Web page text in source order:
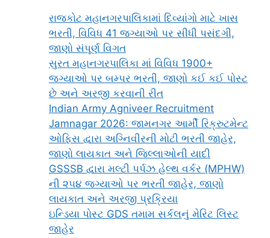
રાજકોટ મહાનગરપાલિકામાં દિવ્યાંગો માટે ખાસ
ભરતી, વિવિધ 41 જગ્યાઓ પર સીધી પસંદગી,
જાણો સંપૂર્ણ વિગત
સુરત મહાનગરપાલિકા માં વિવિધ 1900+
જગ્યાઓ પર બમ્પર ભરતી, જાણો કઈ કઈ પોસ્ટ
છે અને અરજી કરવાની રીત
Indian Army Agniveer Recruitment
Jamnagar 2026: જામનગર આર્મી રિક્રુટમેન્ટ
ઓફિસ દ્વારા અગ્નિવીરની મોટી ભરતી જાહેર,
જાણો લાયકાત અને જિલ્લાઓની યાદી
GSSSB દ્વારા મલ્ટી પર્પઝ હેલ્થ વર્કર (MPHW)
ની ૨૫૪ જગ્યાઓ પર ભરતી જાહેર, જાણો
લાયકાત અને અરજી પ્રક્રિયા
ઇન્ડિયા પોસ્ટ GDS તમામ સર્કલનું મેરિટ લિસ્ટ
જાહેર